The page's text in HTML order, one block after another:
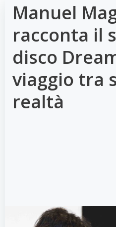
Manuel
racconta il
disco
viaggio tra
realtà